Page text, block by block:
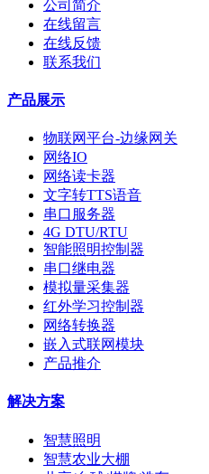
公司简介
在线留言
在线反馈
联系我们
产品展示
物联网平台-边缘网关
网络IO
网络读卡器
文字转TTS语音
串口服务器
4G DTU/RTU
智能照明控制器
串口继电器
模拟量采集器
红外学习控制器
网络转换器
嵌入式联网模块
产品推介
解决方案
智慧照明
智慧农业大棚